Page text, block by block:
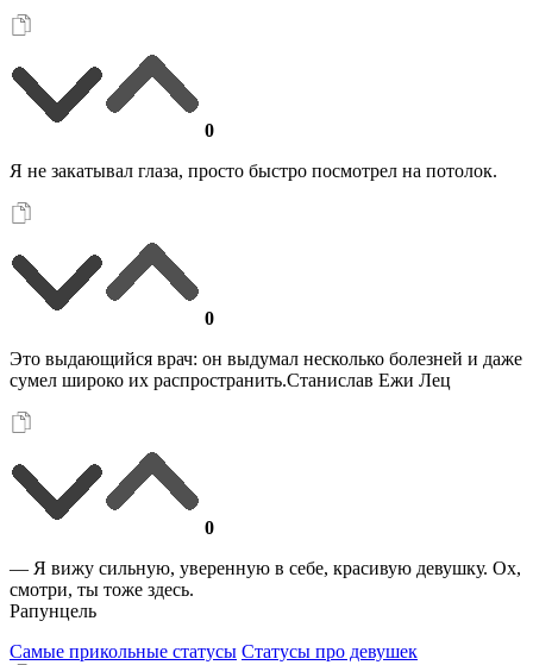
0
Я не закатывал глаза, просто быстро посмотрел на потолок.
0
Это выдающийся врач: он выдумал несколько болезней и даже
сумел широко их распространить.Станислав Ежи Лец
0
— Я вижу сильную, уверенную в себе, красивую девушку. Ох,
смотри, ты тоже здесь.
Рапунцель
Самые прикольные статусы Статусы про девушек